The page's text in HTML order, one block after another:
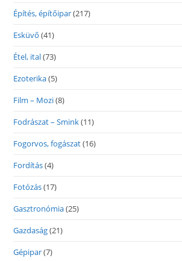
Építés, építőipar(217)
Esküvő (41)
Étel, ital(73)
Ezoterika(5)
Film – Mozi(8)
Fodrászat – Smink(11)
Fogorvos, fogászat(16)
Fordítás(4)
Fotózás(17)
Gasztronómia(25)
Gazdaság(21)
Gépipar(7)